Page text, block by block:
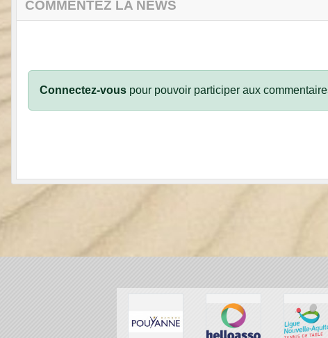
COMMENTEZ LA NEWS
Connectez-vous pour pouvoir participer aux